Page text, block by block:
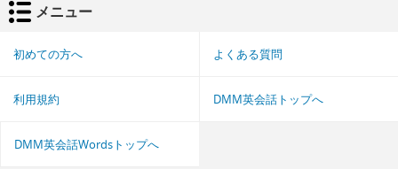
メニュー
初めての方へ よくある質問
利用規約 DMM英会話トップへ
DMM英会話Wordsトップへ